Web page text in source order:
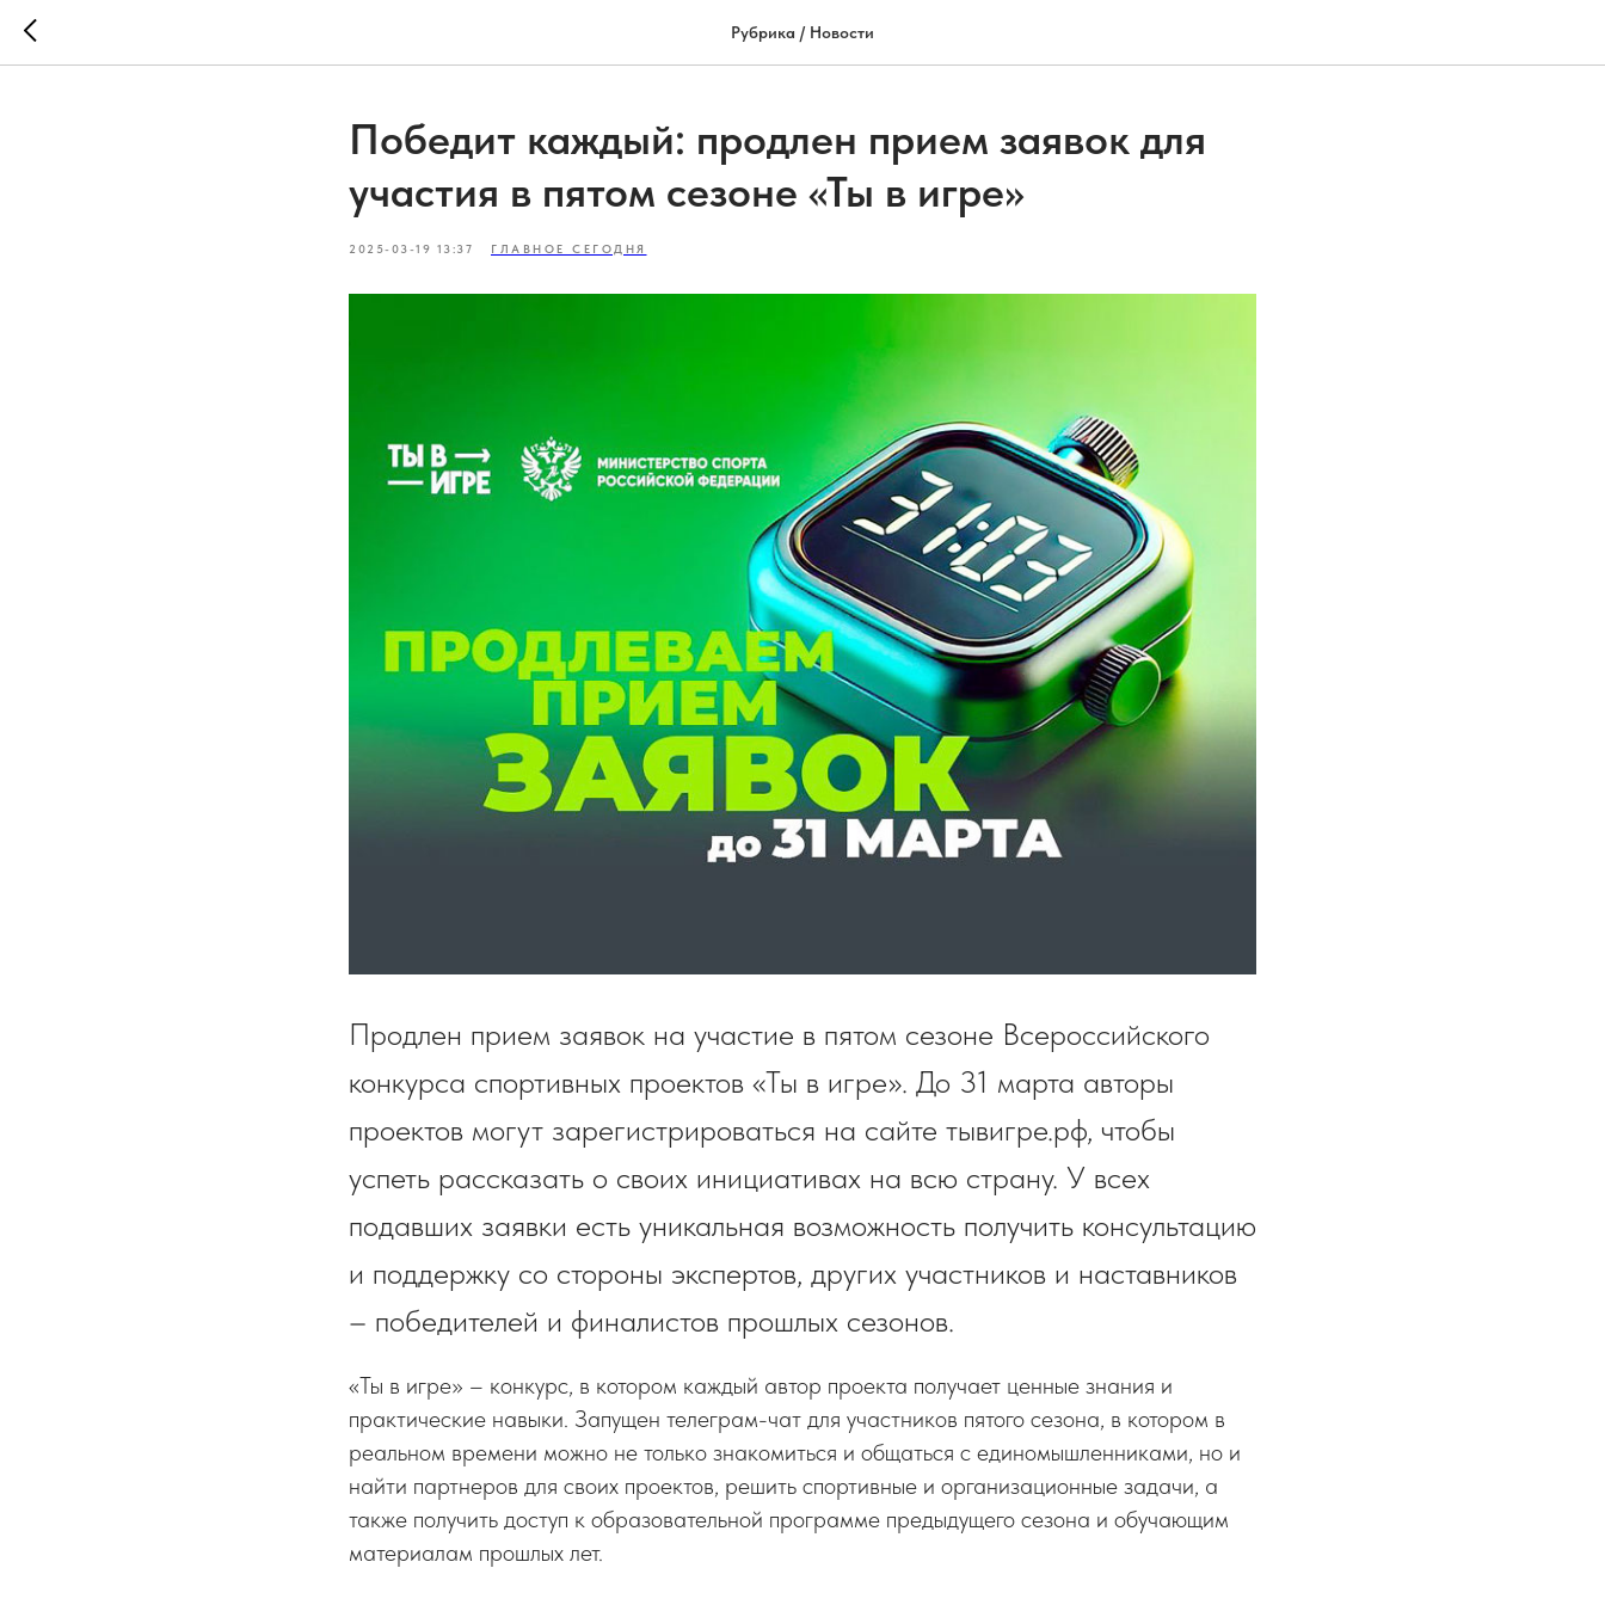
Рубрика / Новости
Победит каждый: продлен прием заявок для
участия в пятом сезоне «Ты в игре»
2025-03-19 13:37 ГЛАВНОЕ СЕГОДНЯ
Продлен прием заявок на участие в пятом сезоне Всероссийского
конкурса спортивных проектов «Ты в игре». До 31 марта авторы
проектов могут зарегистрироваться на сайте тывигре.рф, чтобы
успеть рассказать о своих инициативах на всю страну. У всех
подавших заявки есть уникальная возможность получить консультацию
и поддержку со стороны экспертов, других участников и наставников
– победителей и финалистов прошлых сезонов.
«Ты в игре» – конкурс, в котором каждый автор проекта получает ценные знания и
практические навыки. Запущен телеграм-чат для участников пятого сезона, в котором в
реальном времени можно не только знакомиться и общаться с единомышленниками, но и
найти партнеров для своих проектов, решить спортивные и организационные задачи, а
также получить доступ к образовательной программе предыдущего сезона и обучающим
материалам прошлых лет.